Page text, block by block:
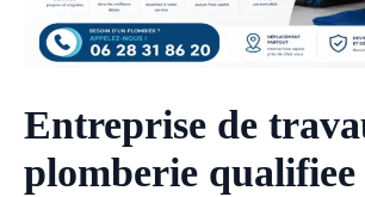
Entreprise de
plomberie qualifiee